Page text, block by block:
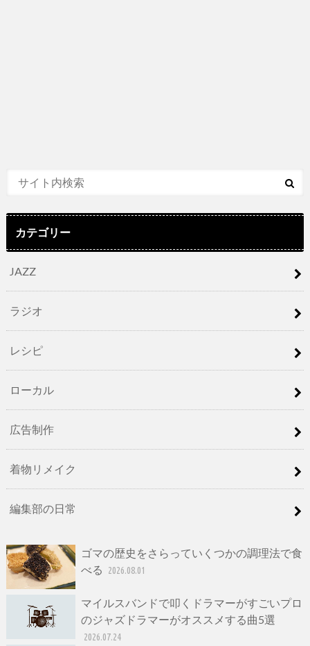
カテゴリー
JAZZ
ラジオ
レシピ
ローカル
広告制作
着物リメイク
編集部の日常
ゴマの歴史をさらっていくつかの調理法で食
べる
2026.08.01
マイルスバンドで叩くドラマーがすごいプロ
のジャズドラマーがオススメする曲5選
2026.07.24